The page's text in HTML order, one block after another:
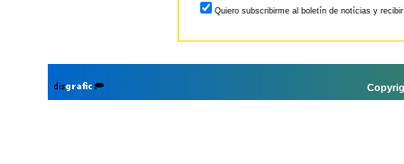
Quiero subscribirme al boletín de notícias y